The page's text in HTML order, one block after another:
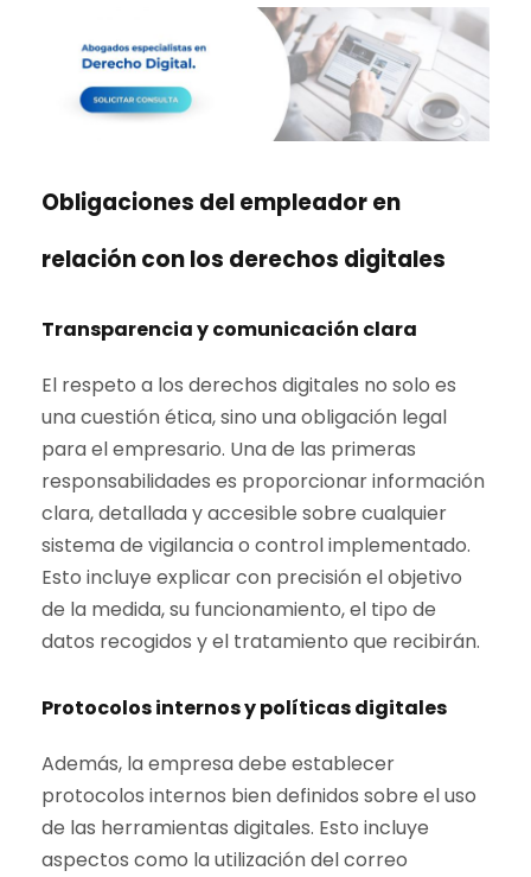
Obligaciones del empleador en
relación con los derechos digitales
Transparencia y comunicación clara
El respeto a los derechos digitales no solo es
una cuestión ética, sino una obligación legal
para el empresario. Una de las primeras
responsabilidades es proporcionar información
clara, detallada y accesible sobre cualquier
sistema de vigilancia o control implementado.
Esto incluye explicar con precisión el objetivo
de la medida, su funcionamiento, el tipo de
datos recogidos y el tratamiento que recibirán.
Protocolos internos y políticas digitales
Además, la empresa debe establecer
protocolos internos bien definidos sobre el uso
de las herramientas digitales. Esto incluye
aspectos como la utilización del correo